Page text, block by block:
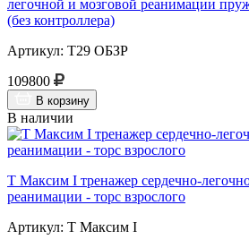
легочной и мозговой реанимации
(без контроллера)
Артикул: Т29 ОБЗР
109800
В корзину
В наличии
Т Максим I тренажер сердечно-
реанимации - торс взрослого
Артикул: Т Максим I